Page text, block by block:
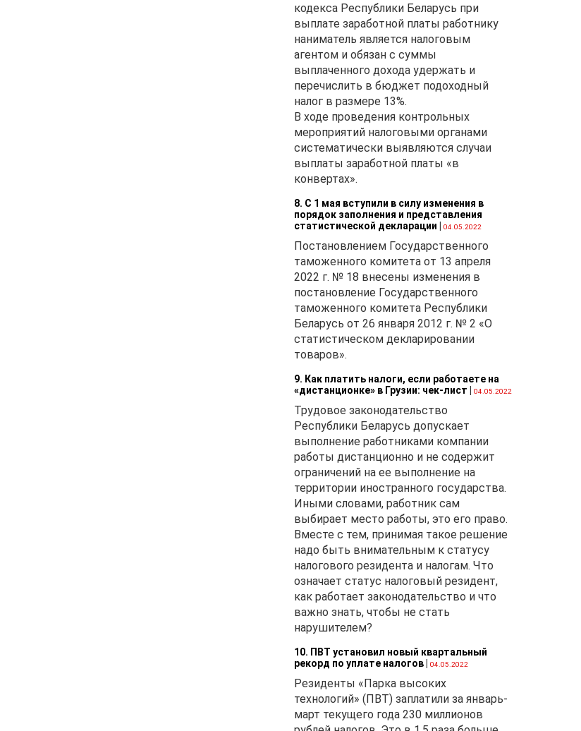
кодекса Республики Беларусь при
выплате заработной платы работнику
наниматель является налоговым
агентом и обязан с суммы
выплаченного дохода удержать и
перечислить в бюджет подоходный
налог в размере 13%.
В ходе проведения контрольных
мероприятий налоговыми органами
систематически выявляются случаи
выплаты заработной платы «в
конвертах».
8. С 1 мая вступили в силу изменения в
порядок заполнения и представления
статистической декларации
04.05.2022
Постановлением Государственного
таможенного комитета от 13 апреля
2022 г. № 18 внесены изменения в
постановление Государственного
таможенного комитета Республики
Беларусь от 26 января 2012 г. № 2 «О
статистическом декларировании
товаров».
9. Как платить налоги, если работаете на
«дистанционке» в Грузии: чек-лист
04.05.2022
Трудовое законодательство
Республики Беларусь допускает
выполнение работниками компании
работы дистанционно и не содержит
ограничений на ее выполнение на
территории иностранного государства.
Иными словами, работник сам
выбирает место работы, это его право.
Вместе с тем, принимая такое решение
надо быть внимательным к статусу
налогового резидента и налогам. Что
означает статус налоговый резидент,
как работает законодательство и что
важно знать, чтобы не стать
нарушителем?
10. ПВТ установил новый квартальный
рекорд по уплате налогов| 04.05.2022
Резиденты «Парка высоких
технологий» (ПВТ) заплатили за январь-
март текущего года 230 миллионов